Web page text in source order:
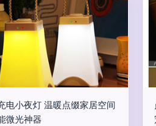
电小夜灯 温暖点缀家居空间
微光神器